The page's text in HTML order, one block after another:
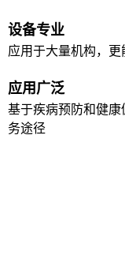
设备专业
应用于大量机构，
应用广泛
基于疾病预防和健
务途径
整